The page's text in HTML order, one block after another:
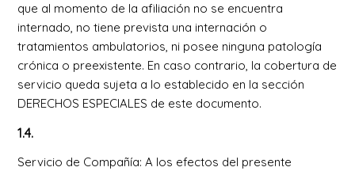
que al momento de la afiliación no se encuentra
internado, no tiene prevista una internación o
tratamientos ambulatorios, ni posee ninguna patología
crónica o preexistente. En caso contrario, la cobertura de
servicio queda sujeta a lo establecido en la sección
DERECHOS ESPECIALES de este documento.
1.4.
Servicio de Compañía: A los efectos del presente